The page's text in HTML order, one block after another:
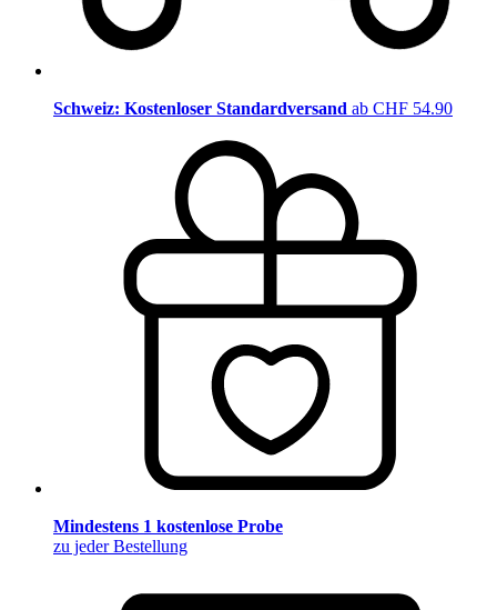
Schweiz: Kostenloser Standardversand ab CHF 54.90
Mindestens 1 kostenlose Probe
zu jeder Bestellung